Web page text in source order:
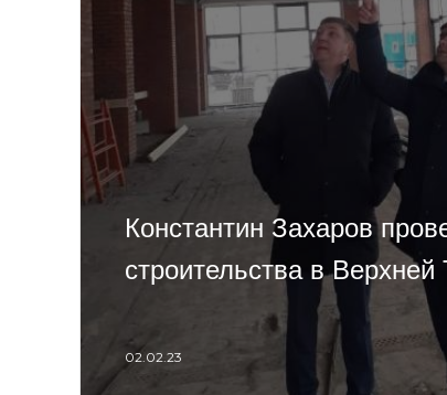
Константин Захаров
строительства в Верхней
02.02.23